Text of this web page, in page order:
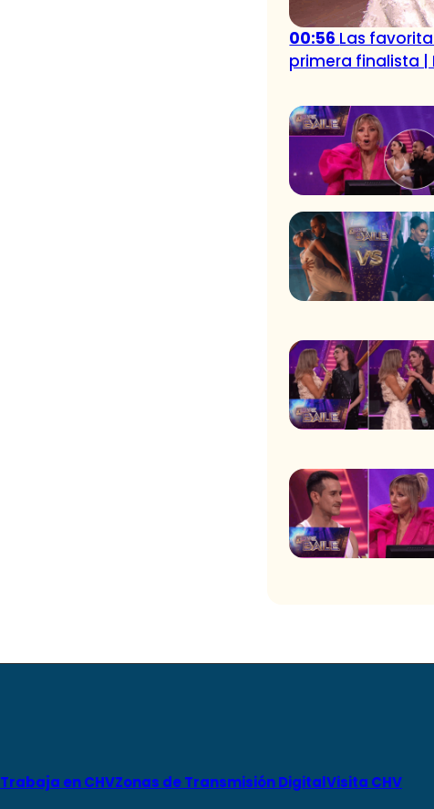
00:56 Las
primera finalista |
Trabaja en CHVZonas de Transmisión DigitalVisita CHV